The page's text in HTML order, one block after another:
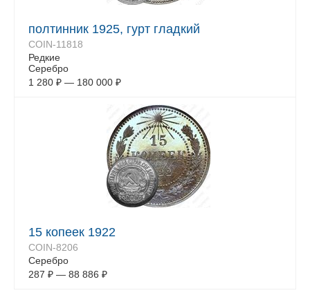
полтинник 1925, гурт гладкий
COIN-11818
Редкие
Серебро
1 280 ₽ — 180 000 ₽
15 копеек 1922
COIN-8206
Серебро
287 ₽ — 88 886 ₽